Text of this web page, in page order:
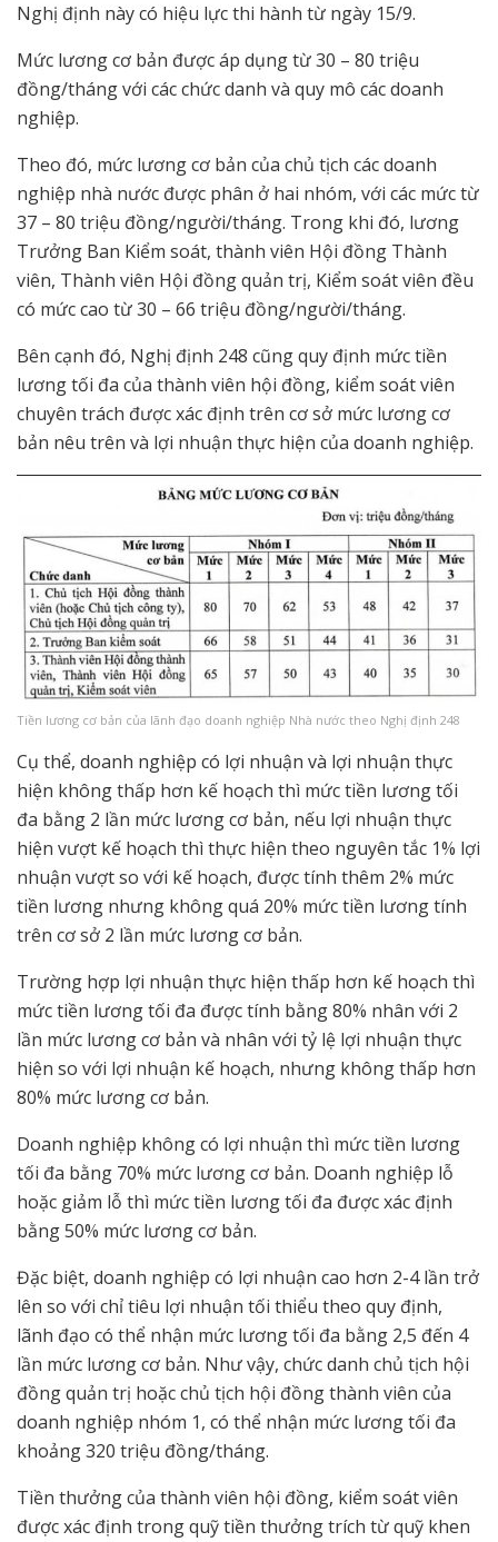
Nghị định này có hiệu lực thi hành từ ngày 15/9.
Mức lương cơ bản được áp dụng từ 30 – 80 triệu
đồng/tháng với các chức danh và quy mô các doanh
nghiệp.
Theo đó, mức lương cơ bản của chủ tịch các doanh
nghiệp nhà nước được phân ở hai nhóm, với các mức từ
37 – 80 triệu đồng/người/tháng. Trong khi đó, lương
Trưởng Ban Kiểm soát, thành viên Hội đồng Thành
viên, Thành viên Hội đồng quản trị, Kiểm soát viên đều
có mức cao từ 30 – 66 triệu đồng/người/tháng.
Bên cạnh đó, Nghị định 248 cũng quy định mức tiền
lương tối đa của thành viên hội đồng, kiểm soát viên
chuyên trách được xác định trên cơ sở mức lương cơ
bản nêu trên và lợi nhuận thực hiện của doanh nghiệp.
Tiền lương cơ bản của lãnh đạo doanh nghiệp Nhà nước theo Nghị định 248
Cụ thể, doanh nghiệp có lợi nhuận và lợi nhuận thực
hiện không thấp hơn kế hoạch thì mức tiền lương tối
đa bằng 2 lần mức lương cơ bản, nếu lợi nhuận thực
hiện vượt kế hoạch thì thực hiện theo nguyên tắc 1% lợi
nhuận vượt so với kế hoạch, được tính thêm 2% mức
tiền lương nhưng không quá 20% mức tiền lương tính
trên cơ sở 2 lần mức lương cơ bản.
Trường hợp lợi nhuận thực hiện thấp hơn kế hoạch thì
mức tiền lương tối đa được tính bằng 80% nhân với 2
lần mức lương cơ bản và nhân với tỷ lệ lợi nhuận thực
hiện so với lợi nhuận kế hoạch, nhưng không thấp hơn
80% mức lương cơ bản.
Doanh nghiệp không có lợi nhuận thì mức tiền lương
tối đa bằng 70% mức lương cơ bản. Doanh nghiệp lỗ
hoặc giảm lỗ thì mức tiền lương tối đa được xác định
bằng 50% mức lương cơ bản.
Đặc biệt, doanh nghiệp có lợi nhuận cao hơn 2-4 lần trở
lên so với chỉ tiêu lợi nhuận tối thiểu theo quy định,
lãnh đạo có thể nhận mức lương tối đa bằng 2,5 đến 4
lần mức lương cơ bản. Như vậy, chức danh chủ tịch hội
đồng quản trị hoặc chủ tịch hội đồng thành viên của
doanh nghiệp nhóm 1, có thể nhận mức lương tối đa
khoảng 320 triệu đồng/tháng.
Tiền thưởng của thành viên hội đồng, kiểm soát viên
được xác định trong quỹ tiền thưởng trích từ quỹ khen